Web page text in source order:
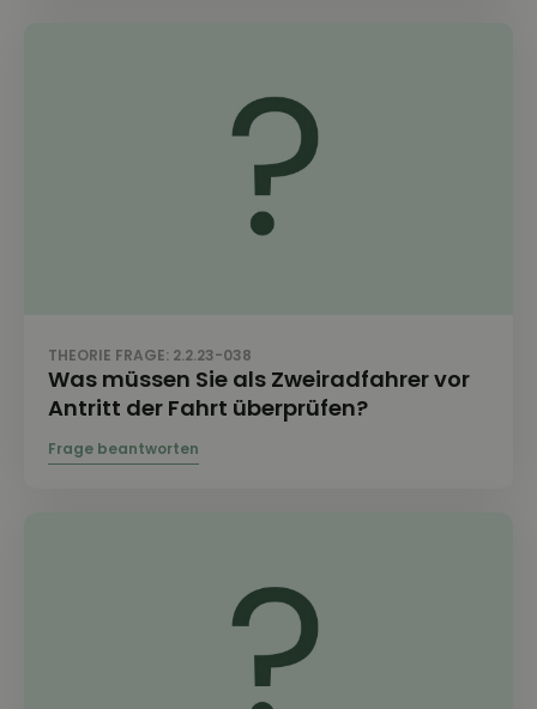
THEORIE FRAGE: 2.2.23-038
Was müssen Sie als Zweiradfahrer vor
Antritt der Fahrt überprüfen?